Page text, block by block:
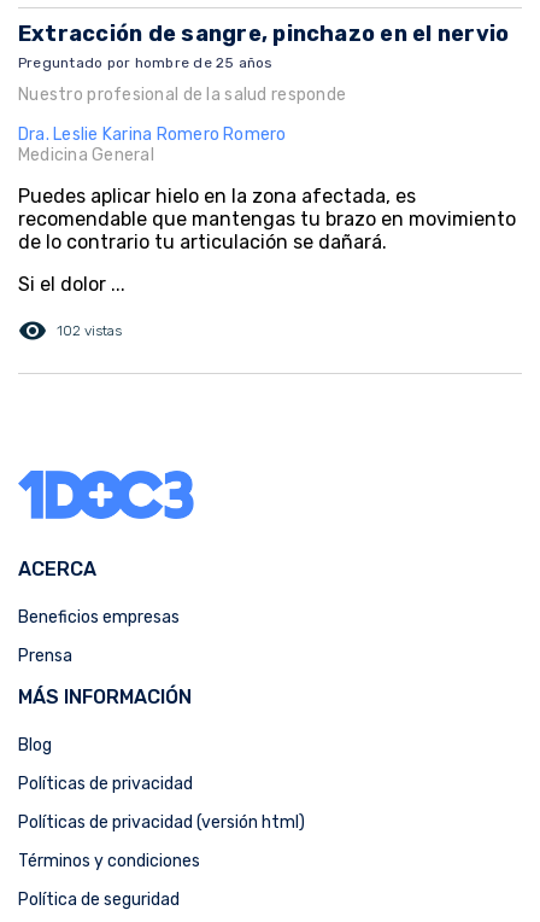
Extracción de sangre, pinchazo en el nervio
Preguntado por hombre de 25 años
Nuestro profesional de la salud responde
Dra. Leslie Karina Romero Romero
Medicina General
Puedes aplicar hielo en la zona afectada, es
recomendable que mantengas tu brazo en movimiento
de lo contrario tu articulación se dañará.
Si el dolor ...
visibility 102 vistas
ACERCA
Beneficios empresas
Prensa
MÁS INFORMACIÓN
Blog
Políticas de privacidad
Políticas de privacidad (versión html)
Términos y condiciones
Política de seguridad